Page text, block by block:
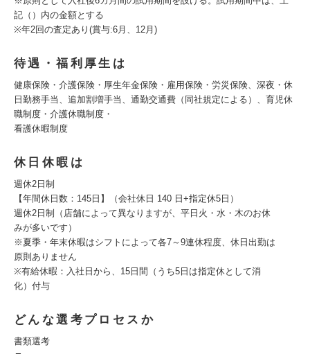
記（）内の金額とする
※年2回の査定あり(賞与:6月、12月)
待遇・福利厚生は
健康保険・介護保険・厚生年金保険・雇用保険・労災保険、深夜・休
日勤務手当、追加割増手当、通勤交通費（同社規定による）、育児休
職制度・介護休職制度・
看護休暇制度
休日休暇は
週休2日制
【年間休日数：145日】（会社休日 140 日+指定休5日）
週休2日制（店舗によって異なりますが、平日火・水・木のお休
みが多いです）
※夏季・年末休暇はシフトによって各7～9連休程度、休日出勤は
原則ありません
※有給休暇：入社日から、15日間（うち5日は指定休として消
化）付与
どんな選考プロセスか
書類選考